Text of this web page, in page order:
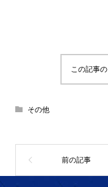
この記事
その他